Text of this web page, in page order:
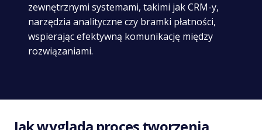
zewnętrznymi systemami, takimi jak CRM-y,
narzędzia analityczne czy bramki płatności,
wspierając efektywną komunikację między
rozwiązaniami.